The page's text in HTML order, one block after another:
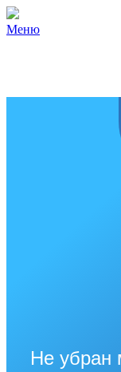
Меню
Не убран